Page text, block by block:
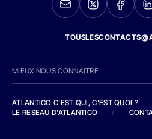
MIEUX NOUS CONNAITRE
ATLANTICO C'EST QUI, C'EST QUOI ?
LE RESEAU D'ATLANTICO
/